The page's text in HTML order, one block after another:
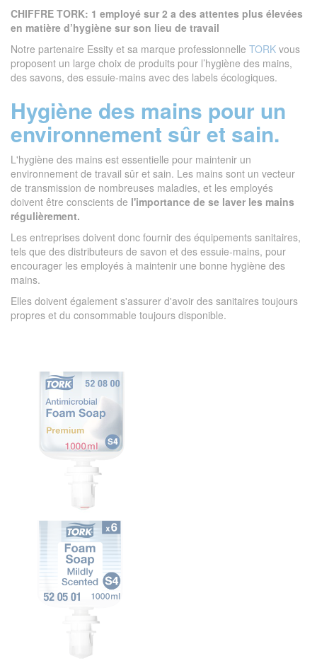
CHIFFRE TORK: 1 employé sur 2 a des attentes plus élevées
en matière d’hygiène sur son lieu de travail
Notre partenaire Essity et sa marque professionnelle TORK vous
proposent un large choix de produits pour l’hygiène des mains,
des savons, des essuie-mains avec des labels écologiques.
Hygiène des mains pour un
environnement sûr et sain.
L'hygiène des mains est essentielle pour maintenir un
environnement de travail sûr et sain. Les mains sont un vecteur
de transmission de nombreuses maladies, et les employés
doivent être conscients de l'importance de se laver les mains
régulièrement.
Les entreprises doivent donc fournir des équipements sanitaires,
tels que des distributeurs de savon et des essuie-mains, pour
encourager les employés à maintenir une bonne hygiène des
mains.
Elles doivent également s'assurer d'avoir des sanitaires toujours
propres et du consommable toujours disponible.